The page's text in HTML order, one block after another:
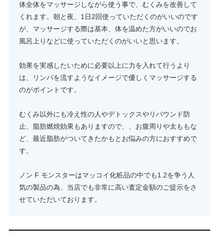
体全体をマッサージしながら使う事で、むくみを改善して
くれます。朝と夜、1日2回使っていただくのがいいのです
が、マッサージする際は基本、体を温めた方がいいのでお
風呂上りなどに使っていただくのがいいと思います。
効果を実感したいために必要以上に力を入れて行うより
は、リンパを流すようなイメージで優しくマッサージする
のがポイントです。
むくみ以外にも冷え性の人やデトックスやリバウンド防
止、脂肪燃焼効果もありますので、、お腹周りや太ももな
ど、最近脂肪がついてきたかもとお悩みの方におすすめで
す。
ノン F モンスターはマッコイ化粧品の中でも1.2を争う人
気の製品の為、当店でも非常に高い査定金額のご提示をさ
せていただいております。